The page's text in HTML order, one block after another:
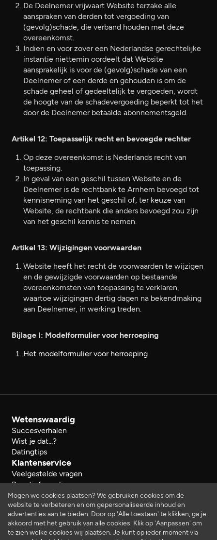
De Deelnemer vrijwaart Website terzake alle
aanspraken van derden tot vergoeding van
(gevolg)schade, die verband houden met deze
overeenkomst.
Indien en voor zover een Nederlandse gerechtelijke
instantie niettemin oordeelt dat Website
aansprakelijk is voor de (gevolg)schade van een
Deelnemer of een derde en gehouden is om de
schade geheel of gedeeltelijk te vergoeden, wordt
de hoogte van de schadevergoeding beperkt tot het
door de Deelnemer betaalde abonnementsgeld.
Artikel 12: Toepasselijk recht en bevoegde rechter
Op deze overeenkomst is Nederlands recht van
toepassing.
In geval van een geschil tussen Website en de
Deelnemer is de rechtbank te Arnhem bevoegd tot
kennisneming van het geschil of, ter keuze van
Website, de rechtbank die anders bevoegd zou zijn
van het geschil kennis te nemen.
Artikel 13: Wijzigingen voorwaarden
Website heeft het recht de voorwaarden te wijzigen
en de gewijzigde voorwaarden op bestaande
overeenkomsten van toepassing te verklaren,
waartoe wijzigingen dertig dagen na bekendmaking
aan Deelnemer, in werking treden.
Bijlage I: Modelformulier voor herroeping
Het modelformulier voor herroeping
Wetenswaardig
Succesverhalen
Wist je dat...?
Datingtips
Klantenservice
Veelgestelde vragen
Reactieformulier
Herroeping
Over ons
Bedrijfsgegevens
Werken bij…
Mogen we cookies plaatsen? We gebruiken cookies om de
website te verbeteren en om gepersonaliseerde inhoud en
advertenties aan te bieden. Door op 'Alle toestaan' te klikken, ga je
akkoord met het gebruik van alle cookies. Klik op 'Aanpassen' om
te zien welke cookies wij plaatsen. Je kunt op ieder moment via